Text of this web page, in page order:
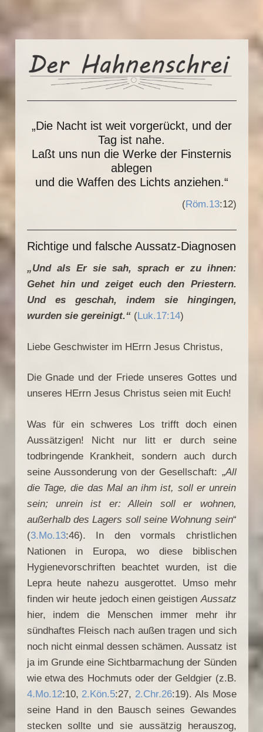
„Die Nacht ist weit vorgerückt, und der
Tag ist nahe.
Laßt uns nun die Werke der Finsternis
ablegen
und die Waffen des Lichts anziehen.“
(Röm.13:12)
Richtige und falsche Aussatz-Diagnosen
„Und als Er sie sah, sprach er zu ihnen:
Gehet hin und zeiget euch den Priestern.
Und es geschah, indem sie hingingen,
wurden sie gereinigt.“(Luk.17:14)
Liebe Geschwister im HErrn Jesus Christus,
Die Gnade und der Friede unseres Gottes und
unseres HErrn Jesus Christus seien mit Euch!
Was für ein schweres Los trifft doch einen
Aussätzigen! Nicht nur litt er durch seine
todbringende Krankheit, sondern auch durch
seine Aussonderung von der Gesellschaft: „All
die Tage, die das Mal an ihm ist, soll er unrein
sein; unrein ist er: Allein soll er wohnen,
außerhalb des Lagers soll seine Wohnung sein“
(3.Mo.13:46). In den vormals christlichen
Nationen in Europa, wo diese biblischen
Hygienevorschriften beachtet wurden, ist die
Lepra heute nahezu ausgerottet. Umso mehr
finden wir heute jedoch einen geistigen Aussatz
hier, indem die Menschen immer mehr ihr
sündhaftes Fleisch nach außen tragen und sich
noch nicht einmal dessen schämen. Aussatz ist
ja im Grunde eine Sichtbarmachung der Sünden
wie etwa des Hochmuts oder der Geldgier (z.B.
4.Mo.12:10, 2.Kön.5:27, 2.Chr.26:19). Als Mose
seine Hand in den Bausch seines Gewandes
stecken sollte und sie aussätzig herauszog,